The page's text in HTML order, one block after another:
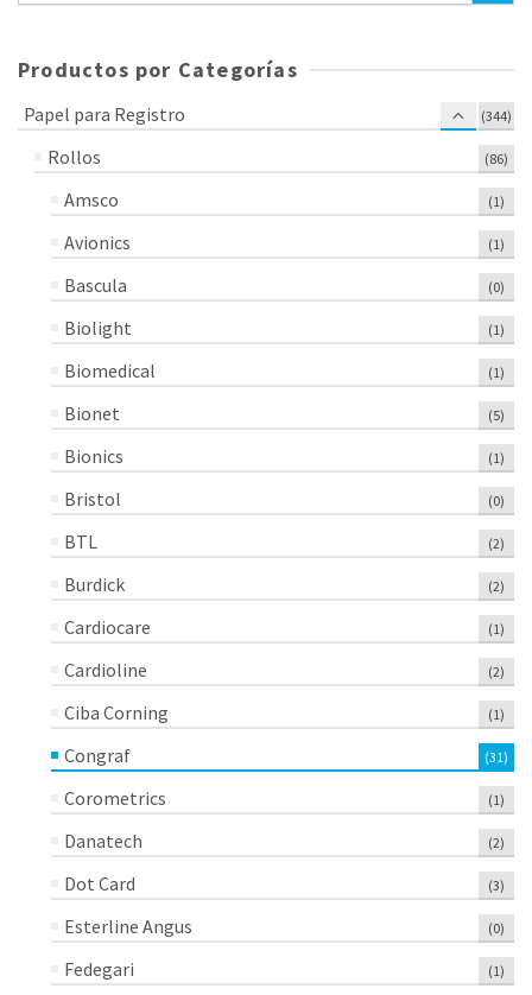
Productos por Categorías
Papel para Registro (344)
Rollos (86)
Amsco (1)
Avionics (1)
Bascula (0)
Biolight (1)
Biomedical (1)
Bionet (5)
Bionics (1)
Bristol (0)
BTL (2)
Burdick (2)
Cardiocare (1)
Cardioline (2)
Ciba Corning (1)
Congraf (31)
Corometrics (1)
Danatech (2)
Dot Card (3)
Esterline Angus (0)
Fedegari (1)